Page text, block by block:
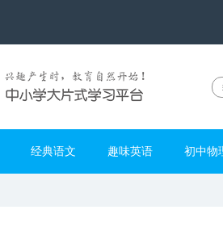
经典语文 趣味英语 初中物